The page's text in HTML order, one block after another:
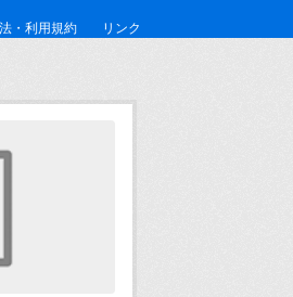
・利用規約 リンク